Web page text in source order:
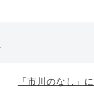
「市川のなし」